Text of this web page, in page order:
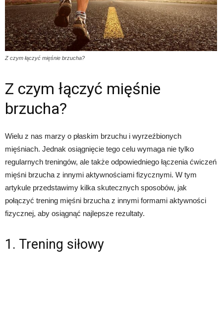
Z czym łączyć mięśnie brzucha?
Z czym łączyć mięśnie
brzucha?
Wielu z nas marzy o płaskim brzuchu i wyrzeźbionych
mięśniach. Jednak osiągnięcie tego celu wymaga nie tylko
regularnych treningów, ale także odpowiedniego łączenia ćwiczeń
mięśni brzucha z innymi aktywnościami fizycznymi. W tym
artykule przedstawimy kilka skutecznych sposobów, jak
połączyć trening mięśni brzucha z innymi formami aktywności
fizycznej, aby osiągnąć najlepsze rezultaty.
1. Trening siłowy